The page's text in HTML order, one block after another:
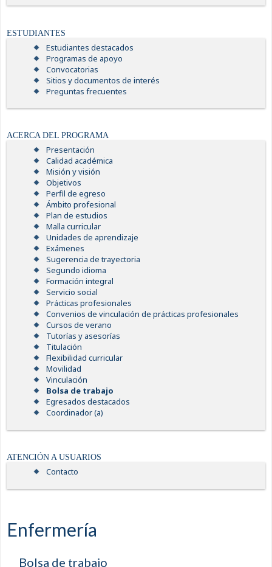
ESTUDIANTES
Estudiantes destacados
Programas de apoyo
Convocatorias
Sitios y documentos de interés
Preguntas frecuentes
ACERCA DEL PROGRAMA
Presentación
Calidad académica
Misión y visión
Objetivos
Perfil de egreso
Ámbito profesional
Plan de estudios
Malla curricular
Unidades de aprendizaje
Exámenes
Sugerencia de trayectoria
Segundo idioma
Formación integral
Servicio social
Prácticas profesionales
Convenios de vinculación de prácticas profesionales
Cursos de verano
Tutorías y asesorías
Titulación
Flexibilidad curricular
Movilidad
Vinculación
Bolsa de trabajo
Egresados destacados
Coordinador (a)
ATENCIÓN A USUARIOS
Contacto
Enfermería
Bolsa de trabajo